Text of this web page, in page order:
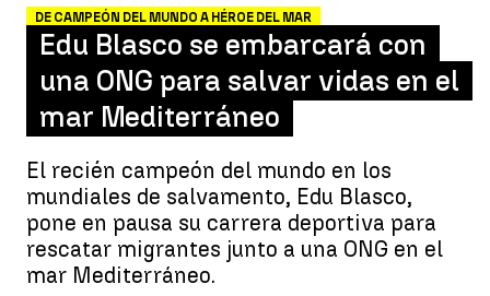
DE CAMPEÓN DEL MUNDO A HÉROE DEL MAR
Edu Blasco se embarcará con
una ONG para salvar vidas en el
mar Mediterráneo
El recién campeón del mundo en los
mundiales de salvamento, Edu Blasco,
pone en pausa su carrera deportiva para
rescatar migrantes junto a una ONG en el
mar Mediterráneo.